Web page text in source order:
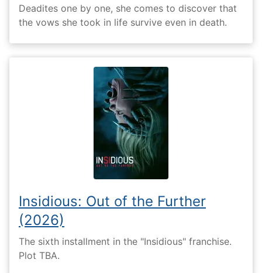
Deadites one by one, she comes to discover that
the vows she took in life survive even in death.
Insidious: Out of the Further
(2026)
The sixth installment in the "Insidious" franchise.
Plot TBA.